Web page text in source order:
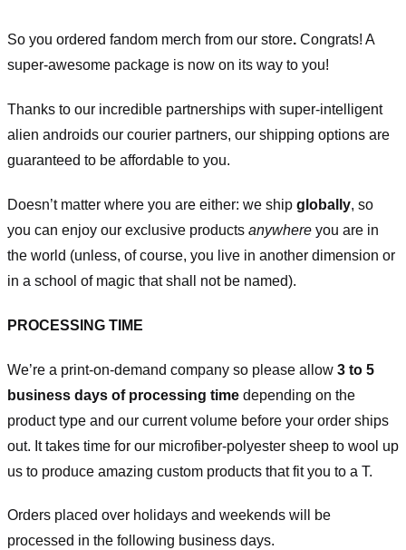
So you ordered fandom merch from our store. Congrats! A
super-awesome package is now on its way to you!
Thanks to our incredible partnerships with super-intelligent
alien androids our courier partners, our shipping options are
guaranteed to be affordable to you.
Doesn’t matter where you are either: we ship globally, so
you can enjoy our exclusive products anywhere you are in
the world (unless, of course, you live in another dimension or
in a school of magic that shall not be named).
PROCESSING TIME
We’re a print-on-demand company so please allow 3 to 5
business days of processing time depending on the
product type and our current volume before your order ships
out. It takes time for our microfiber-polyester sheep to wool up
us to produce amazing custom products that fit you to a T.
Orders placed over holidays and weekends will be
processed in the following business days.